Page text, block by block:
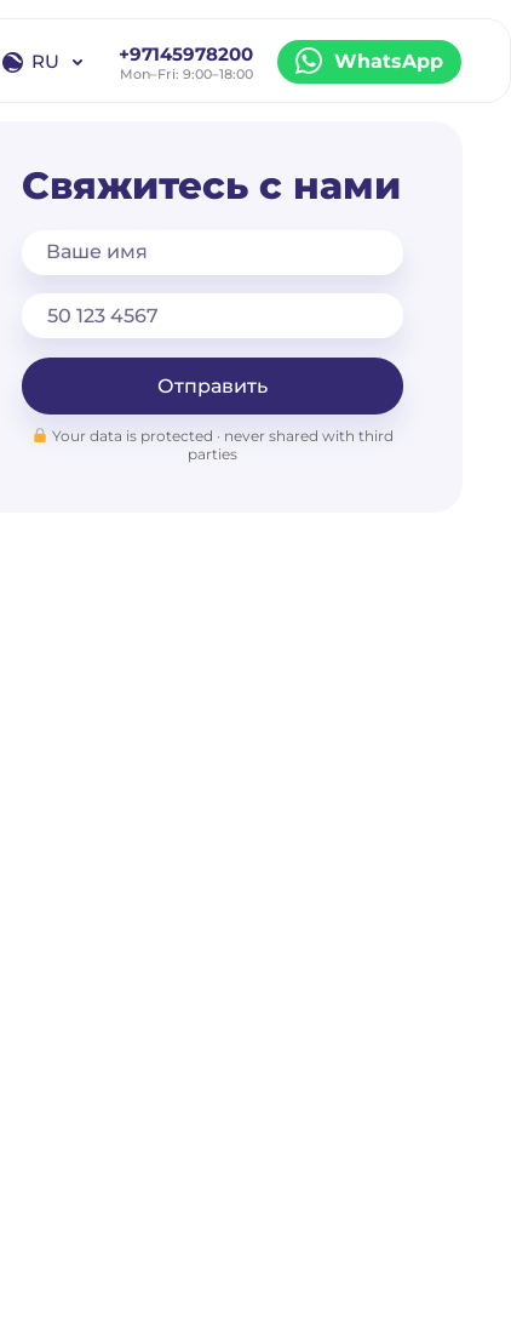
RU +97145978200
Mon–Fri: 9:00–18:00
WhatsApp
Свяжитесь с нами
Ваше имя
Отправить
Your data is protected · never shared with third
parties